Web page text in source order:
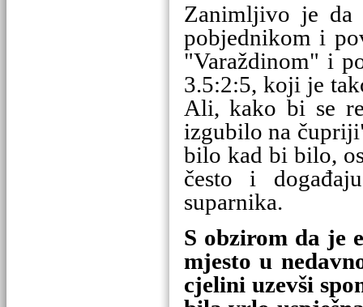
Zanimljivo je
pobjednikom i
"Varaždinom" i
3.5:2:5, koji je
Ali, kako bi se
izgubilo na
bilo kad bi bilo,
često i
suparnika.
S obzirom da je
mjesto u
cjelini uzevši